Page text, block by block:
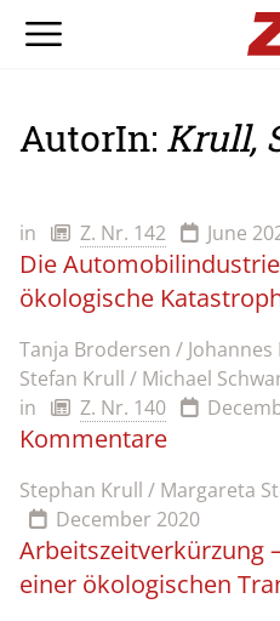
AutorIn: Krull,
in Z. Nr. 142 June
Die
ökologische
Tanja Brodersen /
Stefan Krull / Michael
in
Z. Nr. 140
Kommentare
Stephan Krull / Margareta
December 2020
Arbeitszeitverkürzung
einer ökologischen